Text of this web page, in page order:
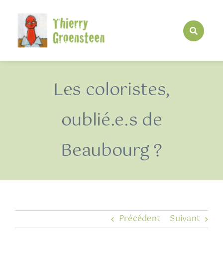
contenu
Les coloristes,
oublié.e.s de
Beaubourg ?
Précédent Suivant